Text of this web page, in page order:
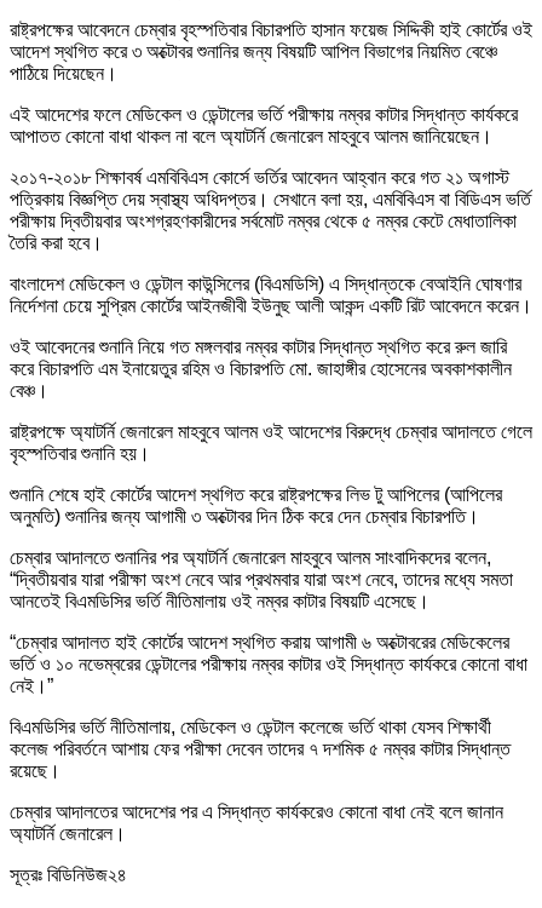
রাষ্ট্রপক্ষের আবেদনে চেম্বার বৃহস্পতিবার বিচারপতি হাসান ফয়েজ সিদ্দিকী হাই কোর্টের ওই
আদেশ স্থগিত করে ৩ অক্টোবর শুনানির জন্য বিষয়টি আপিল বিভাগের নিয়মিত বেঞ্চে
পাঠিয়ে দিয়েছেন।
এই আদেশের ফলে মেডিকেল ও ডেন্টালের ভর্তি পরীক্ষায় নম্বর কাটার সিদ্ধান্ত কার্যকরে
আপাতত কোনো বাধা থাকল না বলে অ্যাটর্নি জেনারেল মাহবুবে আলম জানিয়েছেন।
২০১৭-২০১৮ শিক্ষাবর্ষ এমবিবিএস কোর্সে ভর্তির আবেদন আহ্বান করে গত ২১ অগাস্ট
পত্রিকায় বিজ্ঞপ্তি দেয় স্বাস্থ্য অধিদপ্তর। সেখানে বলা হয়, এমবিবিএস বা বিডিএস ভর্তি
পরীক্ষায় দ্বিতীয়বার অংশগ্রহণকারীদের সর্বমোট নম্বর থেকে ৫ নম্বর কেটে মেধাতালিকা
তৈরি করা হবে।
বাংলাদেশ মেডিকেল ও ডেন্টাল কাউন্সিলের (বিএমডিসি) এ সিদ্ধান্তকে বেআইনি ঘোষণার
নির্দেশনা চেয়ে সুপ্রিম কোর্টের আইনজীবী ইউনুছ আলী আকন্দ একটি রিট আবেদনে করেন।
ওই আবেদনের শুনানি নিয়ে গত মঙ্গলবার নম্বর কাটার সিদ্ধান্ত স্থগিত করে রুল জারি
করে বিচারপতি এম ইনায়েতুর রহিম ও বিচারপতি মো. জাহাঙ্গীর হোসেনের অবকাশকালীন
বেঞ্চ।
রাষ্ট্রপক্ষে অ্যাটর্নি জেনারেল মাহবুবে আলম ওই আদেশের বিরুদ্ধে চেম্বার আদালতে গেলে
বৃহস্পতিবার শুনানি হয়।
শুনানি শেষে হাই কোর্টের আদেশ স্থগিত করে রাষ্ট্রপক্ষের লিভ টু আপিলের (আপিলের
অনুমতি) শুনানির জন্য আগামী ৩ অক্টোবর দিন ঠিক করে দেন চেম্বার বিচারপতি।
চেম্বার আদালতে শুনানির পর অ্যাটর্নি জেনারেল মাহবুবে আলম সাংবাদিকদের বলেন,
“দ্বিতীয়বার যারা পরীক্ষা অংশ নেবে আর প্রথমবার যারা অংশ নেবে, তাদের মধ্যে সমতা
আনতেই বিএমডিসির ভর্তি নীতিমালায় ওই নম্বর কাটার বিষয়টি এসেছে।
“চেম্বার আদালত হাই কোর্টের আদেশ স্থগিত করায় আগামী ৬ অক্টোবরের মেডিকেলের
ভর্তি ও ১০ নভেম্বরের ডেন্টালের পরীক্ষায় নম্বর কাটার ওই সিদ্ধান্ত কার্যকরে কোনো বাধা
নেই।”
বিএমডিসির ভর্তি নীতিমালায়, মেডিকেল ও ডেন্টাল কলেজে ভর্তি থাকা যেসব শিক্ষার্থী
কলেজ পরিবর্তনে আশায় ফের পরীক্ষা দেবেন তাদের ৭ দশমিক ৫ নম্বর কাটার সিদ্ধান্ত
রয়েছে।
চেম্বার আদালতের আদেশের পর এ সিদ্ধান্ত কার্যকরেও কোনো বাধা নেই বলে জানান
অ্যাটর্নি জেনারেল।
সূত্রঃ বিডিনিউজ২৪